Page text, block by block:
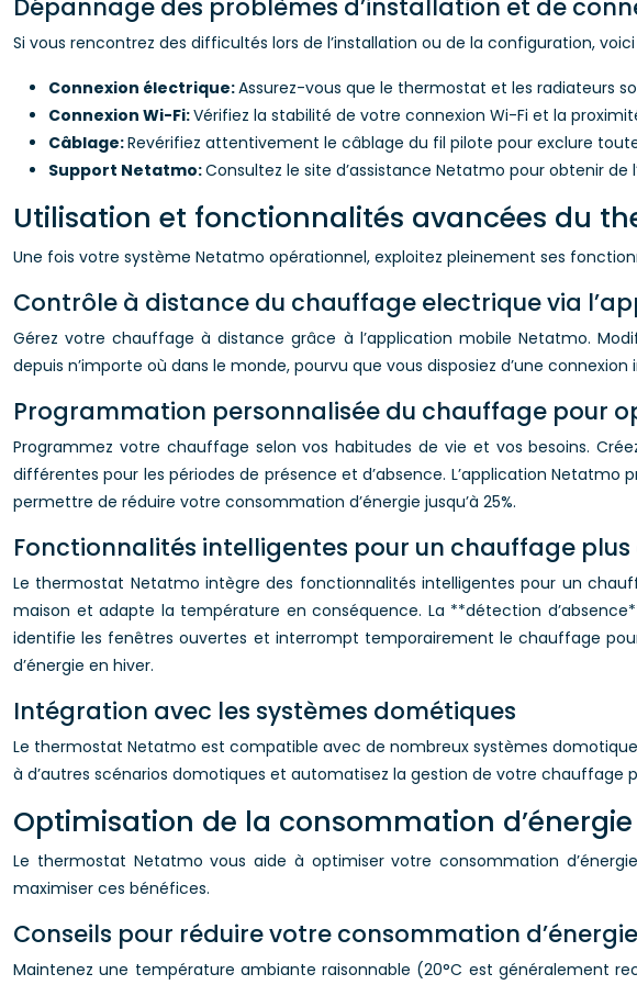
Dépannage des problèmes d’installation et de
Si vous rencontrez des difficultés lors de l’installation ou de la configuration,
Connexion électrique:Assurez-vous que le thermostat et les radiateurs
Connexion Wi-Fi:Vérifiez la stabilité de votre connexion Wi-Fi et la
Câblage:Revérifiez attentivement le câblage du fil pilote pour exclure
Support Netatmo:Consultez le site d’assistance Netatmo pour obtenir
Utilisation et fonctionnalités avancées du
Une fois votre système Netatmo opérationnel, exploitez pleinement ses
Contrôle à distance du chauffage electrique via
Gérez votre chauffage à distance grâce à l’application mobile Netatmo.
depuis n’importe où dans le monde, pourvu que vous disposiez d’une
Programmation personnalisée du chauffage pour
Programmez votre chauffage selon vos habitudes de vie et vos besoins.
différentes pour les périodes de présence et d’absence. L’application
permettre de réduire votre consommation d’énergie jusqu’à 25%.
Fonctionnalités intelligentes pour un chauffage
Le thermostat Netatmo intègre des fonctionnalités intelligentes pour un
maison et adapte la température en conséquence. La **détection
identifie les fenêtres ouvertes et interrompt temporairement le chauffage
d’énergie en hiver.
Intégration avec les systèmes dométiques
Le thermostat Netatmo est compatible avec de nombreux systèmes
à d’autres scénarios domotiques et automatisez la gestion de votre chauffage
Optimisation de la consommation
Le thermostat Netatmo vous aide à optimiser votre consommation
maximiser ces bénéfices.
Conseils pour réduire votre consommation d’énergie
Maintenez une température ambiante raisonnable (20°C est généralement